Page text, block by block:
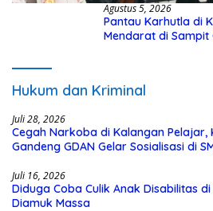
Agustus 5, 2026
Pantau Karhutla di
Mendarat di Sampit
Hukum dan Kriminal
Juli 28, 2026
Cegah Narkoba di Kalangan Pelajar,
Gandeng GDAN Gelar Sosialisasi di
Juli 16, 2026
Diduga Coba Culik Anak Disabilitas
Diamuk Massa